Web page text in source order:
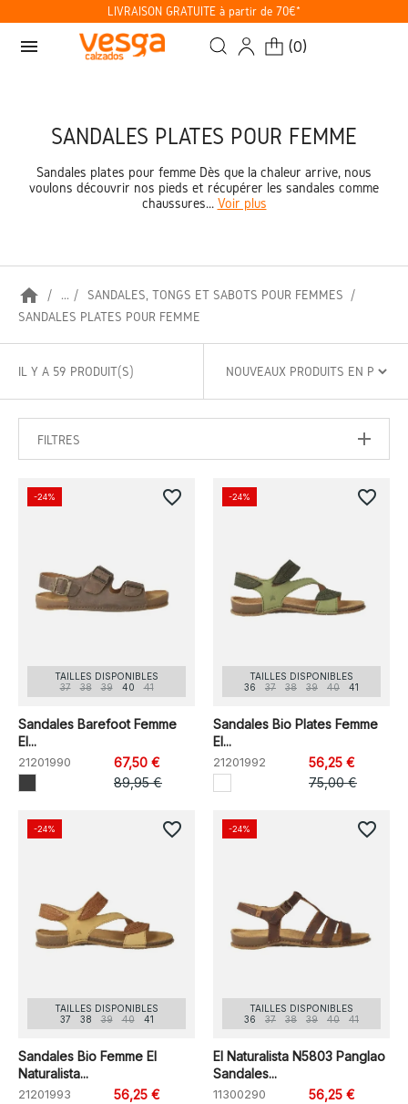
LIVRAISON GRATUITE à partir de 70€*
menu (0)
SANDALES PLATES POUR FEMME
Sandales plates pour femme Dès que la chaleur arrive, nous
voulons découvrir nos pieds et récupérer les sandales comme
chaussures... Voir plus
home ...
SANDALES, TONGS ET SABOTS POUR FEMMES
SANDALES PLATES POUR FEMME
IL Y A 59 PRODUIT(S)
FILTRES
TAILLES DISPONIBLES
37
38 39 40 41
Sandales Barefoot Femme
El...
21201990
67,50 €
89,95 €
-24% favorite_border
TAILLES DISPONIBLES
36
37 38 39 40 41
Sandales Bio Plates Femme
El...
21201992
56,25 €
75,00 €
-24% favorite_border
TAILLES DISPONIBLES
37
38 39 40 41
Sandales Bio Femme El
Naturalista...
21201993
56,25 €
-24% favorite_border
TAILLES DISPONIBLES
36
37 38 39 40 41
El Naturalista N5803 Panglao
Sandales...
11300290
56,25 €
-24% favorite_border